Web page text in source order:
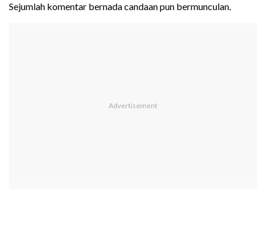
Sejumlah komentar bernada candaan pun bermunculan.